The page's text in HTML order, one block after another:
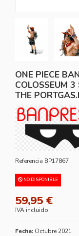
ONE PIECE
COLOSSEUM 3
THE
Referencia BP17867
NO DISPONIBLE
59,95 €
IVA incluido
Fecha: Octubre 2021